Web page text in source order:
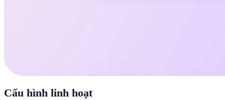
Cấu hình linh hoạt